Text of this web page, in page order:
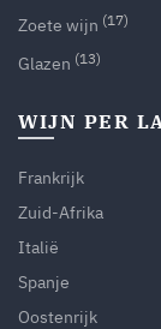
Zoete wijn (17)
Glazen (13)
WIJN PER
Frankrijk
Zuid-Afrika
Italië
Spanje
Oostenrijk